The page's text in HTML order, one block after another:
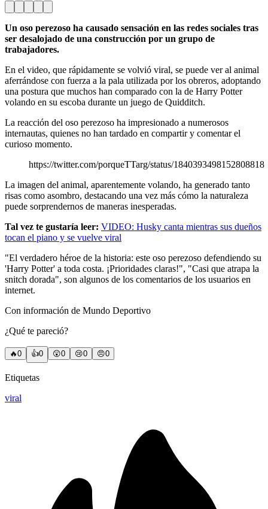
Un oso perezoso ha causado sensación en las redes sociales tras
ser desalojado de una construcción por un grupo de
trabajadores.
En el video, que rápidamente se volvió viral, se puede ver al animal
aferrándose con fuerza a la pala utilizada por los obreros, adoptando
una postura que muchos han comparado con la de Harry Potter
volando en su escoba durante un juego de Quidditch.
La reacción del oso perezoso ha impresionado a numerosos
internautas, quienes no han tardado en compartir y comentar el
curioso momento.
https://twitter.com/porqueTTarg/status/1840393498152808818
La imagen del animal, aparentemente volando, ha generado tanto
risas como asombro, destacando una vez más cómo la naturaleza
puede sorprendernos de maneras inesperadas.
Tal vez te gustaría leer: VIDEO: Husky canta mientras sus dueños
tocan el piano y se vuelve viral
"El verdadero héroe de la historia: este oso perezoso defendiendo su
'Harry Potter' a toda costa. ¡Prioridades claras!", "Casi que atrapa la
snitch dorada", son algunos de los comentarios de los usuarios en
internet.
Con información de Mundo Deportivo
¿Qué te pareció?
🔥0 👍0 😲0 😢0 😠0
Etiquetas
viral